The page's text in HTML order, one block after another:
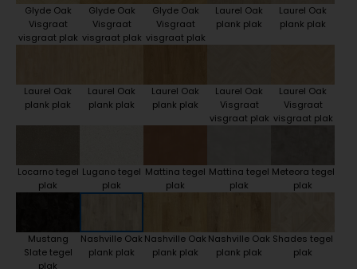
Glyde Oak
Visgraat
visgraat plak
Glyde Oak
Visgraat
visgraat plak
Glyde Oak
Visgraat
visgraat plak
Laurel Oak
plank plak
Laurel Oak
plank plak
Laurel Oak
plank plak
Laurel Oak
plank plak
Laurel Oak
plank plak
Laurel Oak
Visgraat
visgraat plak
Laurel Oak
Visgraat
visgraat plak
Locarno tegel
plak
Lugano tegel
plak
Mattina tegel
plak
Mattina tegel
plak
Meteora tegel
plak
Mustang
Slate tegel
plak
Nashville Oak
plank plak
Nashville Oak
plank plak
Nashville Oak
plank plak
Shades tegel
plak